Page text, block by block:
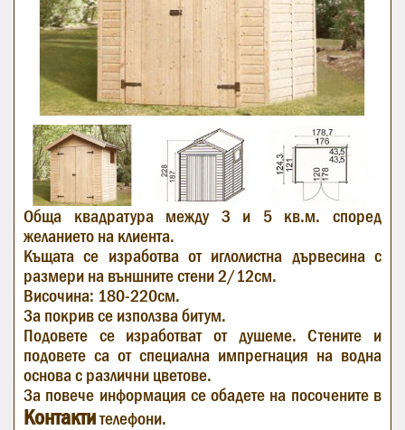
Обща квадратура между 3 и 5 кв.м. според
желанието на клиента.
Къщата се изработва от иглолистна дървесина с
размери на външните стени 2/12см.
Височина: 180-220см.
За покрив се използва битум.
Подовете се изработват от душеме. Стените и
подовете са от специална импрегнация на водна
основа с различни цветове.
За повече информация се обадете на посочените в
Контактителефони.